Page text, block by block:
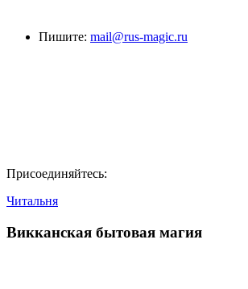
Пишите: mail@rus-magic.ru
Присоединяйтесь:
Читальня
Викканская бытовая магия